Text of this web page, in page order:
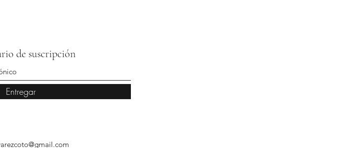
de suscripción
Entregar